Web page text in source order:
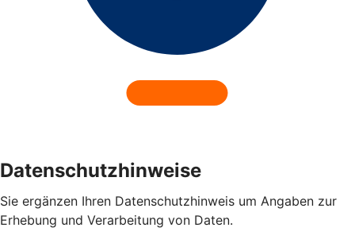
Datenschutzhinweise
Sie ergänzen Ihren Datenschutzhinweis um Angaben zur
Erhebung und Verarbeitung von Daten.